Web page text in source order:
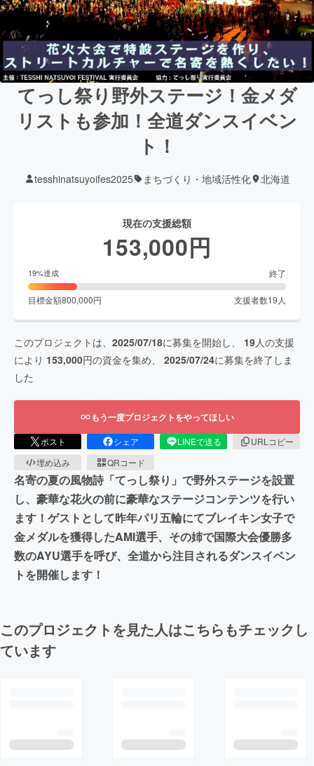
てっし祭り野外ステージ！金メダ
リストも参加！全道ダンスイベン
ト！
tesshinatsuyoifes2025 まちづくり・地域活性化 北海道
現在の支援総額
153,000円
19%達成 終了
目標金額800,000円 支援者数19 人
このプロジェクトは、 2025/07/18に募集を開始し、 19人の支援
により 153,000円の資金を集め、 2025/07/24に募集を終了しま
した
もう一度プロジェクトをやってほしい
ポスト シェア LINEで送る
URLコピー
埋め込み
QRコード
名寄の夏の風物詩「てっし祭り」で野外ステージを設置
し、豪華な花火の前に豪華なステージコンテンツを行い
ます！ゲストとして昨年パリ五輪にてブレイキン女子で
金メダルを獲得したAMI選手、その姉で国際大会優勝多
数のAYU選手を呼び、全道から注目されるダンスイベン
トを開催します！
このプロジェクトを見た人はこちらもチェックし
ています